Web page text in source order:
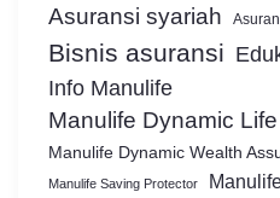
Asuransi syariah
Bisnis asuransi
Info Manulife
Manulife Dynamic
Manulife Dynamic Wealth
Manulife Saving Protector